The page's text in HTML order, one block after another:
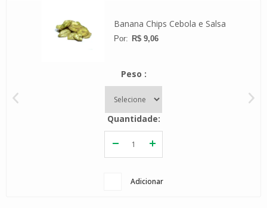
Banana Chips Cebola e Salsa
R$ 9,06
Peso
Quantidade
Adicionar